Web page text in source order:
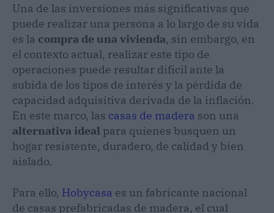
Una de las inversiones más significativas que
puede realizar una persona a lo largo de su vida
es la compra de una vivienda, sin embargo, en
el contexto actual, realizar este tipo de
operaciones puede resultar difícil ante la
subida de los tipos de interés y la pérdida de
capacidad adquisitiva derivada de la inflación.
En este marco, las casas de madera son una
alternativa ideal para quienes busquen un
hogar resistente, duradero, de calidad y bien
aislado.
Para ello, Hobycasa es un fabricante nacional
de casas prefabricadas de madera, el cual